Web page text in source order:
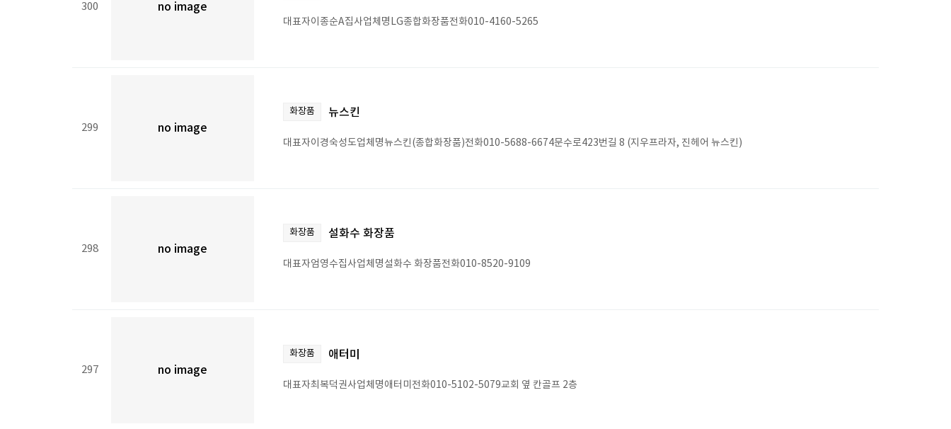
300 no image
대표자이종순A집사업체명LG종합화장품전화010-4160-5265
299 no image
화장품 뉴스킨
대표자이경숙성도업체명뉴스킨(종합화장품)전화010-5688-6674문수로423번길 8 (지우프라자, 진헤어 뉴스킨)
298 no image
화장품 설화수 화장품
대표자엄영수집사업체명설화수 화장품전화010-8520-9109
297 no image
화장품 애터미
대표자최복덕권사업체명애터미전화010-5102-5079교회 옆 칸골프 2층